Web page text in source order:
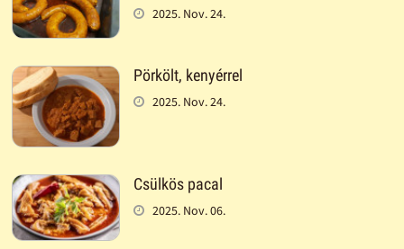
2025. Nov. 24.
Pörkölt, kenyérrel
2025. Nov. 24.
Csülkös pacal
2025. Nov. 06.